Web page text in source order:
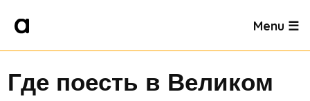
Menu ☰
Где поесть в Великом